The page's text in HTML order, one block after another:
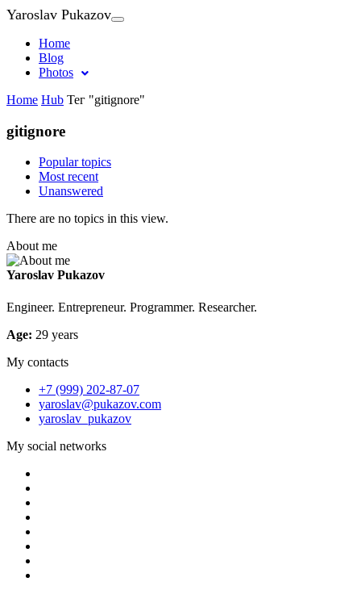
Yaroslav Pukazov
Home
Blog
Photos
Home Hub Тег "gitignore"
gitignore
Popular topics
Most recent
Unanswered
There are no topics in this view.
About me
Yaroslav Pukazov
Engineer. Entrepreneur. Programmer. Researcher.
Age: 29 years
My contacts
+7 (999) 202-87-07
yaroslav@pukazov.com
yaroslav_pukazov
My social networks